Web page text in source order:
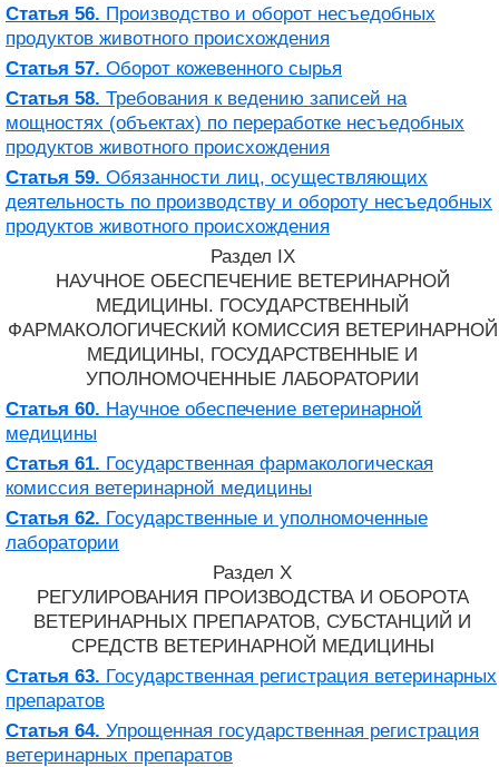
Статья 56. Производство и оборот несъедобных
продуктов животного происхождения
Статья 57. Оборот кожевенного сырья
Статья 58. Требования к ведению записей на
мощностях (объектах) по переработке несъедобных
продуктов животного происхождения
Статья 59. Обязанности лиц, осуществляющих
деятельность по производству и обороту несъедобных
продуктов животного происхождения
Раздел IX
НАУЧНОЕ ОБЕСПЕЧЕНИЕ ВЕТЕРИНАРНОЙ
МЕДИЦИНЫ. ГОСУДАРСТВЕННЫЙ
ФАРМАКОЛОГИЧЕСКИЙ КОМИССИЯ ВЕТЕРИНАРНОЙ
МЕДИЦИНЫ, ГОСУДАРСТВЕННЫЕ И
УПОЛНОМОЧЕННЫЕ ЛАБОРАТОРИИ
Статья 60. Научное обеспечение ветеринарной
медицины
Статья 61. Государственная фармакологическая
комиссия ветеринарной медицины
Статья 62. Государственные и уполномоченные
лаборатории
Раздел X
РЕГУЛИРОВАНИЯ ПРОИЗВОДСТВА И ОБОРОТА
ВЕТЕРИНАРНЫХ ПРЕПАРАТОВ, СУБСТАНЦИЙ И
СРЕДСТВ ВЕТЕРИНАРНОЙ МЕДИЦИНЫ
Статья 63. Государственная регистрация ветеринарных
препаратов
Статья 64. Упрощенная государственная регистрация
ветеринарных препаратов